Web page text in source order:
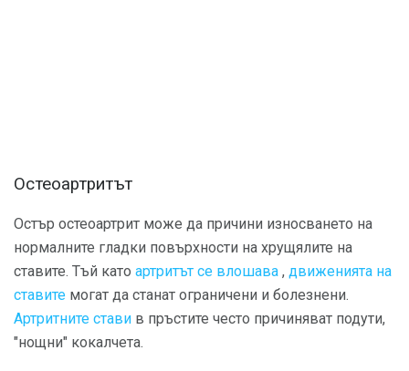
Остеоартритът
Остър остеоартрит може да причини износването на
нормалните гладки повърхности на хрущялите на
ставите. Тъй като артритът се влошава , движенията на
ставите могат да станат ограничени и болезнени.
Артритните стави в пръстите често причиняват подути,
"нощни" кокалчета.